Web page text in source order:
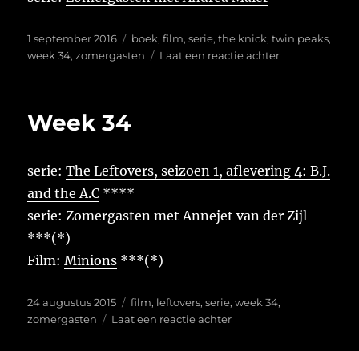
Geplaatst
op
1 september 2016 Tags
boek,film,serie,the knick,twin peaks,
week 34,zomergasten Laat een reactie achterop
Week 34
serie:The Leftovers, seizoen 1, aflevering 4: B.J.
and the A.C ****
serie:Zomergasten met Annejet van der Zijl
***(*)
Film:Minions ***(*)
Geplaatst
op
24 augustus 2015 Tags
film, leftovers,serie,week 34,
zomergasten
Laat een reactie achterop